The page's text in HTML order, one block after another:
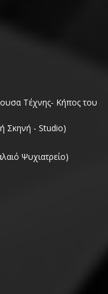
Τέχνης- Κήπος του
Σκηνή - Studio)
Ψυχιατρείο)